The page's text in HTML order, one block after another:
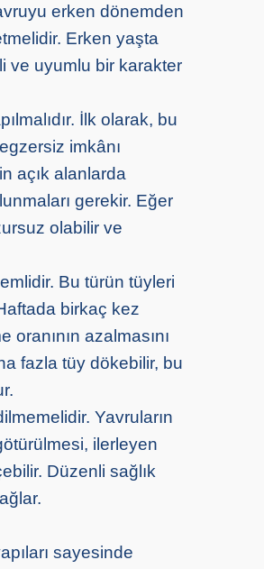
erken dönemden
Erken yaşta
ve uyumlu bir karakter
İlk olarak, bu
imkânı
açık alanlarda
gerekir. Eğer
olabilir ve
Bu türün tüyleri
birkaç kez
oranının azalmasını
fazla tüy dökebilir, bu
Yavruların
ilerleyen
Düzenli sağlık
sayesinde